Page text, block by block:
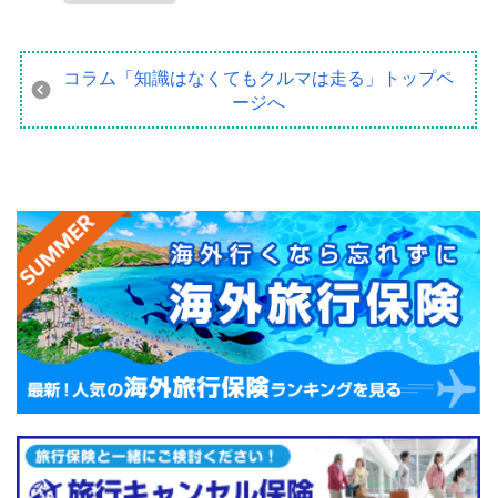
コラム「知識はなくてもクルマは走る」
トップペ
ージへ